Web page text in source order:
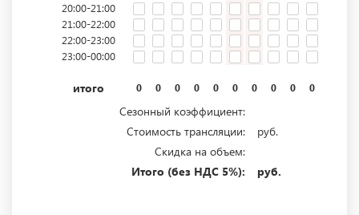
20:00-21:00
21:00-22:00
22:00-23:00
23:00-00:00
итого 0 0 0 0 0 0 0 0 0 0
Сезонный коэффициент:
Стоимость трансляции:
руб.
Скидка на объем:
Итого (без НДС 5%):
руб.